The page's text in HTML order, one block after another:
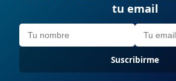
tu email
Suscribirme